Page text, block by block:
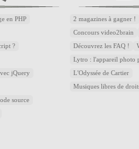
en PHP
?
jQuery
source
2 magazines à gagner !
Concours video2brain
Découvrez les FAQ !
Lytro : l'appareil photo
L'Odyssée de Cartier
Musiques libres de